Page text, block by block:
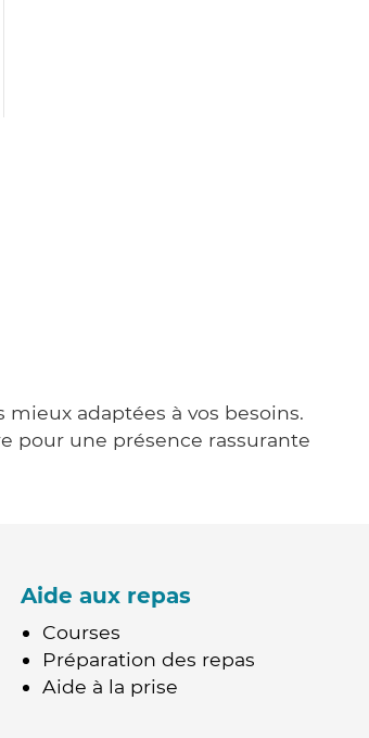
adaptées à vos besoins.
pour une présence rassurante
Aide aux repas
Courses
Préparation des repas
Aide à la prise